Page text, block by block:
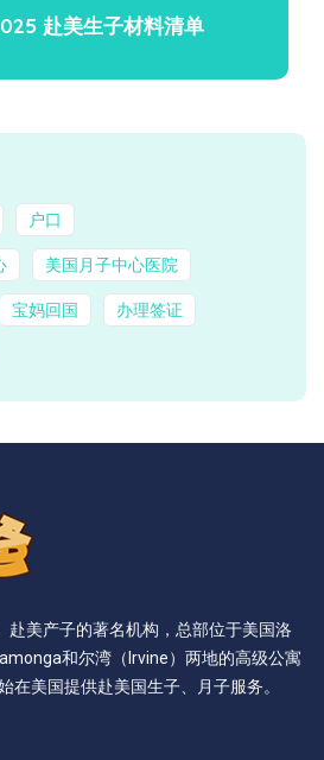
赴美生子材料清单
户口
美国月子中心医院
宝妈回国 办理签证
赴美产子的著名机构，总部位于美国洛
和尔湾（Irvine）两地的高级公寓
在美国提供赴美国生子、月子服务。